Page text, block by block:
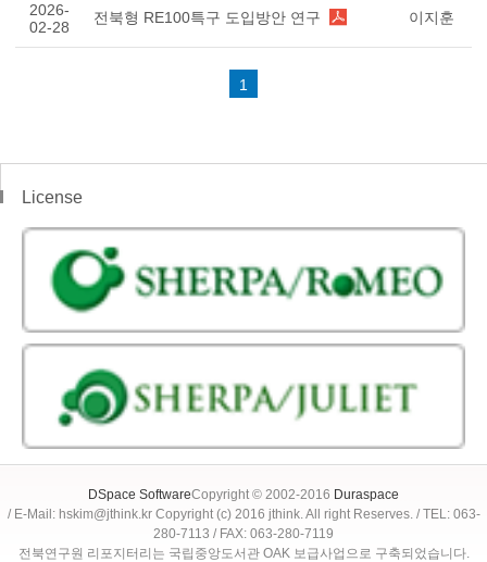
2026-
02-28
전북형 RE100특구 도입방안 연구 이지훈
1
License
DSpace SoftwareCopyright © 2002-2016 Duraspace
/ E-Mail: hskim@jthink.kr Copyright (c) 2016 jthink. All right Reserves. / TEL: 063-
280-7113 / FAX: 063-280-7119
전북연구원 리포지터리는 국립중앙도서관 OAK 보급사업으로 구축되었습니다.